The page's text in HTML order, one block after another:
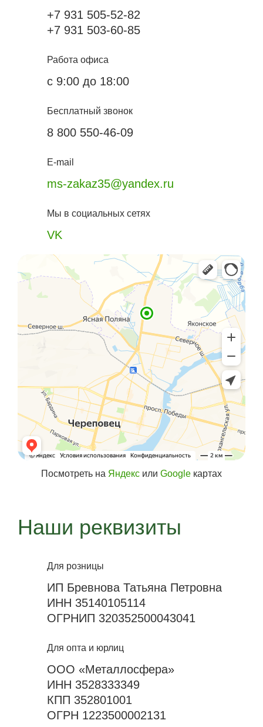
+7 931 505-52-82
+7 931 503-60-85
Работа офиса
с 9:00 до 18:00
Бесплатный звонок
8 800 550-46-09
E-mail
ms-zakaz35@yandex.ru
Мы в социальных сетях
VK
Посмотреть на Яндекс или Google картах
Наши реквизиты
Для розницы
ИП Бревнова Татьяна Петровна
ИНН 35140105114
ОГРНИП 320352500043041
Для опта и юрлиц
ООО «Металлосфера»
ИНН 3528333349
КПП 352801001
ОГРН 1223500002131